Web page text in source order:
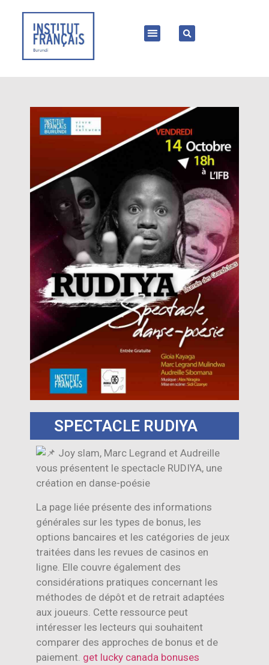
SPECTACLE RUDIYA
Joy slam, Marc Legrand et Audreille
vous présentent le spectacle RUDIYA, une
création en danse-poésie
La page liée présente des informations
générales sur les types de bonus, les
options bancaires et les catégories de jeux
traitées dans les revues de casinos en
ligne. Elle couvre également des
considérations pratiques concernant les
méthodes de dépôt et de retrait adaptées
aux joueurs. Cette ressource peut
intéresser les lecteurs qui souhaitent
comparer des approches de bonus et de
paiement. get lucky canada bonuses